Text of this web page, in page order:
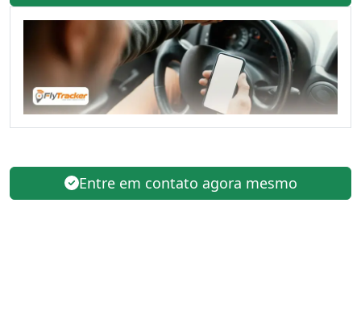
Entre em contato agora mesmo